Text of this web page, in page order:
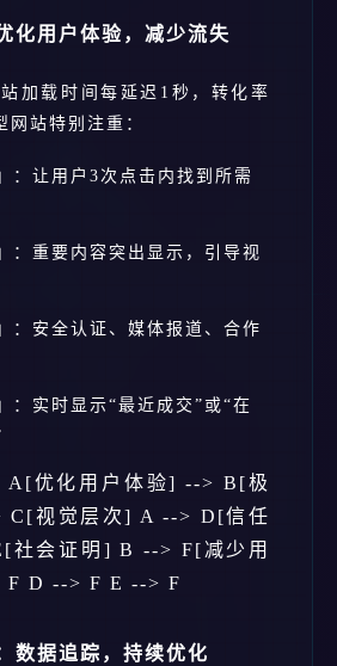
化用户体验，减少流失
加载时间每延迟1秒，转化率
网站特别注重：
：让用户3次点击内找到所需
：重要内容突出显示，引导视
：安全认证、媒体报道、合作
：实时显示“最近成交”或“在
A[优化用户体验] --> B[极
C[视觉层次] A --> D[信任
社会证明] B --> F[减少用
F D --> F E --> F
数据追踪，持续优化